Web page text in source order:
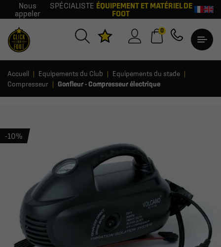
Nous
appeler
SPÉCIALISTE ÉQUIPEMENT ET MATÉRIEL DE
FOOT
0
Accueil Equipements du Club
Equipements du stade
Compresseur
Gonfleur - Compresseur électrique
-10%